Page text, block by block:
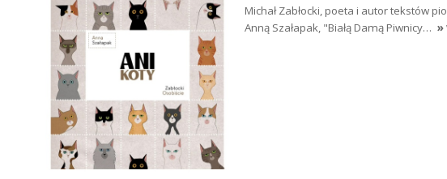
Michał Zabłocki, poeta i autor tekstów
Anną Szałapak, "Białą Damą Piwnicy… »